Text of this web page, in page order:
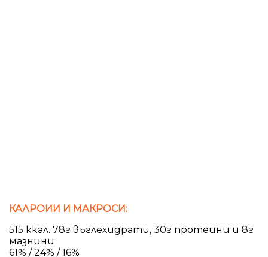
КАЛРОИИ И МАКРОСИ:
515 ккал. 78г въглехидрати, 30г протеини и 8г
мазнини
61% / 24% / 16%